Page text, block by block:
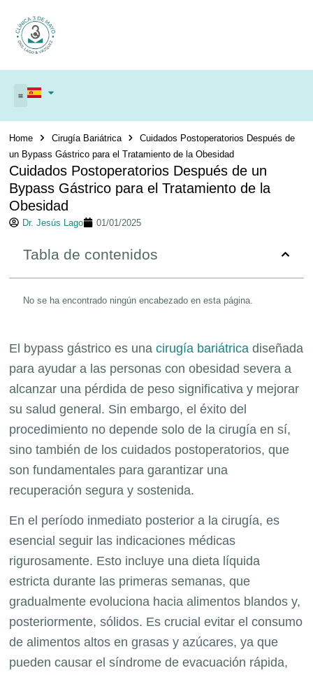
Home Cirugía Bariátrica
Cuidados Postoperatorios Después de
un Bypass Gástrico para el Tratamiento de la Obesidad
Cuidados Postoperatorios Después de un
Bypass Gástrico para el Tratamiento de la
Obesidad
Dr. Jesús Lago 01/01/2025
Tabla de contenidos
No se ha encontrado ningún encabezado en esta página.
El bypass gástrico es unacirugía bariátrica diseñada
para ayudar a las personas con obesidad severa a
alcanzar una pérdida de peso significativa y mejorar
su salud general. Sin embargo, el éxito del
procedimiento no depende solo de la cirugía en sí,
sino también de los cuidados postoperatorios, que
son fundamentales para garantizar una
recuperación segura y sostenida.
En el período inmediato posterior a la cirugía, es
esencial seguir las indicaciones médicas
rigurosamente. Esto incluye una dieta líquida
estricta durante las primeras semanas, que
gradualmente evoluciona hacia alimentos blandos y,
posteriormente, sólidos. Es crucial evitar el consumo
de alimentos altos en grasas y azúcares, ya que
pueden causar el síndrome de evacuación rápida,